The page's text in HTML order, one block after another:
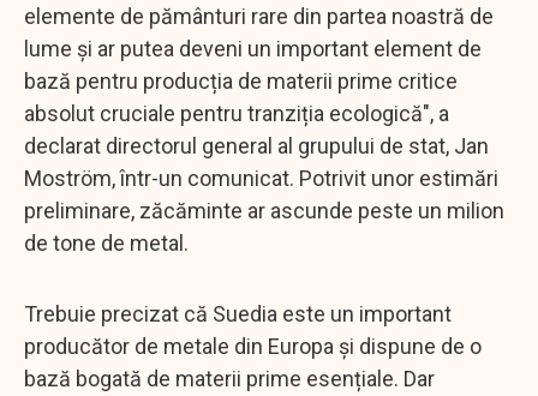
elemente de pământuri rare din partea noastră de
lume și ar putea deveni un important element de
bază pentru producția de materii prime critice
absolut cruciale pentru tranziția ecologică", a
declarat directorul general al grupului de stat, Jan
Moström, într-un comunicat. Potrivit unor estimări
preliminare, zăcăminte ar ascunde peste un milion
de tone de metal.
Trebuie precizat că Suedia este un important
producător de metale din Europa și dispune de o
bază bogată de materii prime esențiale. Dar